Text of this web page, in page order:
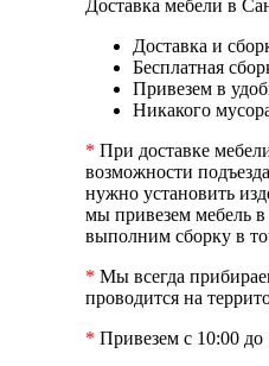
Доставка мебели в
Доставка и
Бесплатная
Привезем в
Никакого
* При доставке
возможности
нужно установить
мы привезем мебель
выполним сборку в
* Мы всегда
проводится на
* Привезем с 10:00 до